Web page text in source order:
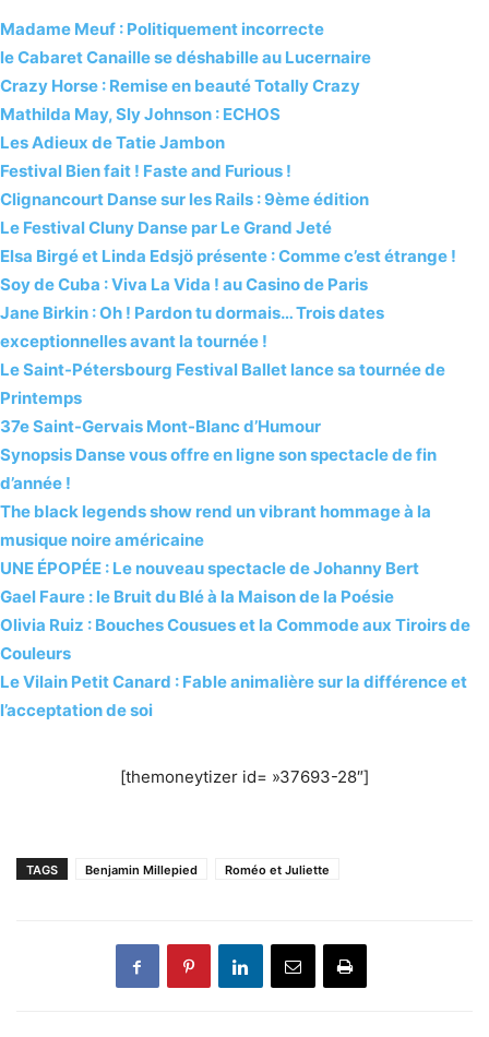
Madame Meuf : Politiquement incorrecte
le Cabaret Canaille se déshabille au Lucernaire
Crazy Horse : Remise en beauté Totally Crazy
Mathilda May, Sly Johnson : ECHOS
Les Adieux de Tatie Jambon
Festival Bien fait ! Faste and Furious !
Clignancourt Danse sur les Rails : 9ème édition
Le Festival Cluny Danse par Le Grand Jeté
Elsa Birgé et Linda Edsjö présente : Comme c’est étrange !
Soy de Cuba : Viva La Vida ! au Casino de Paris
Jane Birkin : Oh ! Pardon tu dormais… Trois dates
exceptionnelles avant la tournée !
Le Saint-Pétersbourg Festival Ballet lance sa tournée de
Printemps
37e Saint-Gervais Mont-Blanc d’Humour
Synopsis Danse vous offre en ligne son spectacle de fin
d’année !
The black legends show rend un vibrant hommage à la
musique noire américaine
UNE ÉPOPÉE : Le nouveau spectacle de Johanny Bert
Gael Faure : le Bruit du Blé à la Maison de la Poésie
Olivia Ruiz : Bouches Cousues et la Commode aux Tiroirs de
Couleurs
Le Vilain Petit Canard : Fable animalière sur la différence et
l’acceptation de soi
[themoneytizer id= »37693-28″]
TAGS Benjamin Millepied Roméo et Juliette